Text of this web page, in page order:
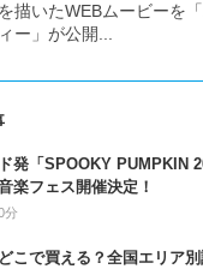
描いたWEBムービーを
ー」が公開...
発「SPOOKY PUMPKIN
楽フェス開催決定！
分
こで買える？全国エリア